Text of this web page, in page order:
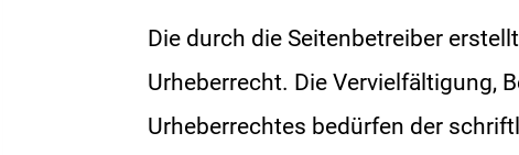
Die durch die Seitenbetreiber
Urheberrecht. Die Vervielfältigung,
Urheberrechtes bedürfen der